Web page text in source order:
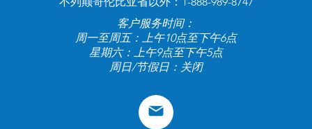
客户服务时间：
周一至周五：上午10点至下午6点
星期六：上午9点至下午5点
周日/节假日：关闭